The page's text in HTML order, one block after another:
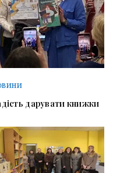
дарувати книжки